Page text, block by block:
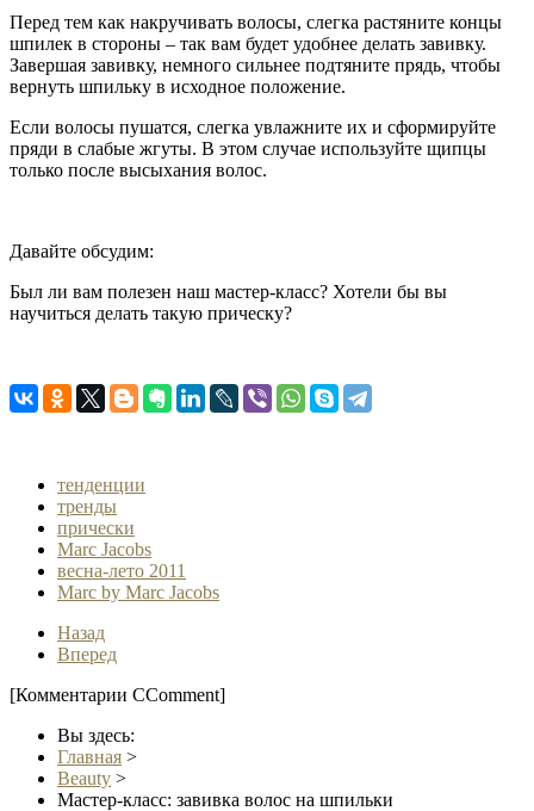
Перед тем как накручивать волосы, слегка растяните концы
шпилек в стороны – так вам будет удобнее делать завивку.
Завершая завивку, немного сильнее подтяните прядь, чтобы
вернуть шпильку в исходное положение.
Если волосы пушатся, слегка увлажните их и сформируйте
пряди в слабые жгуты. В этом случае используйте щипцы
только после высыхания волос.
Давайте обсудим:
Был ли вам полезен наш мастер-класс? Хотели бы вы
научиться делать такую прическу?
тенденции
тренды
прически
Marc Jacobs
весна-лето 2011
Marc by Marc Jacobs
Назад
Вперед
[Комментарии CComment]
Вы здесь:
Главная >
Beauty >
Мастер-класс: завивка волос на шпильки